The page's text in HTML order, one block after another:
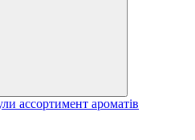
ассортимент ароматів